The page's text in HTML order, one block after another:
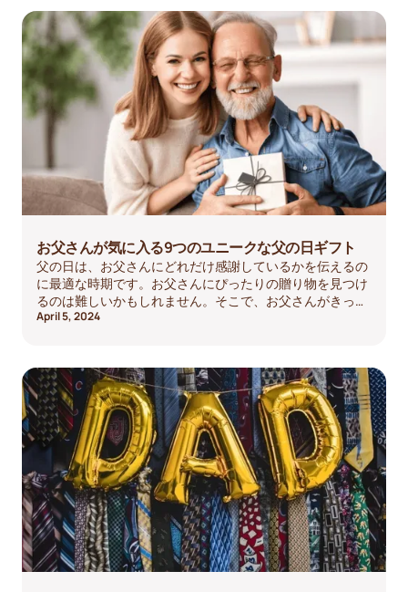
ントから離れ、本当に個人的なものに集中することを検討
してください。どんな関係や予算にも合う、あなたが贈れ
る最も心のこもった贈り物をいくつか探してみましょう。
お父さんが気に入る9つのユニークな父の日ギフト
父の日は、お父さんにどれだけ感謝しているかを伝えるの
に最適な時期です。お父さんにぴったりの贈り物を見つけ
るのは難しいかもしれません。そこで、お父さんがきっと
気に入る9つのユニークな父の日ギフトのリストをまとめ
はあらゆるタイプのお父さんにぴったりのものがありま
す。読み続けて、お父さんが今年の父の日にとってどれほ
ど大切かを伝えるのに最適なギフトを見つけてください。
April 5, 2024